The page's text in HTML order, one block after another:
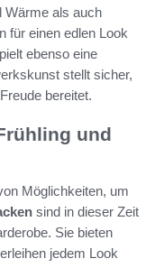
Wärme als auch
für einen edlen Look
ebenso eine
stellt sicher,
bereitet.
und
Möglichkeiten, um
sind in dieser Zeit
Sie bieten
jedem Look